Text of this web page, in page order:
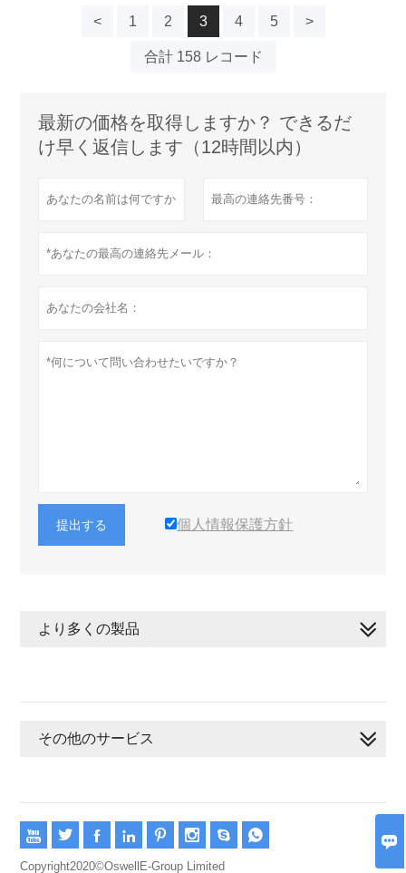

< 1 2 3 4 5 >
合計 158 レコード
最新の価格を取得しますか？ できるだ
け早く返信します（12時間以内）
提出する 個人情報保護方針
より多くの製品
その他のサービス
       
Copyright2020©OswellE-Group Limited